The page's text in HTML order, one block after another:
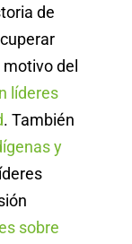
de
del
líderes
. También
y
sobre